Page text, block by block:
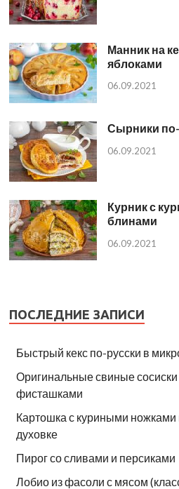
Манник на
яблоками
06.09.2021
Сырники
06.09.2021
Курник с
блинами
06.09.2021
ПОСЛЕДНИЕ ЗАПИСИ
Быстрый кекс по-русски в
Оригинальные свиные сосиски
фисташками
Картошка с куриными
духовке
Пирог со сливами и персиками
Лобио из фасоли с мясом